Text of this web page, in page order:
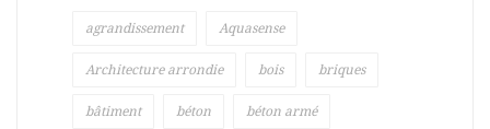
agrandissement Aquasense
Architecture arrondie bois briques
bâtiment béton béton armé